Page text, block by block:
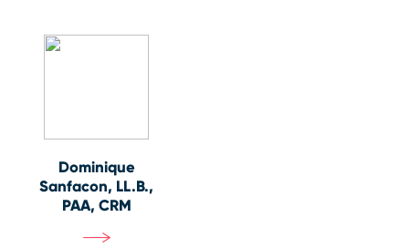
Dominique
Sanfacon, LL.B.,
PAA, CRM